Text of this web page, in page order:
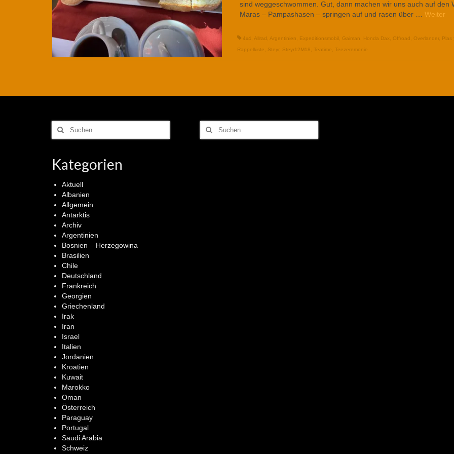
sind weggeschwommen. Gut, dann machen wir uns auch auf den
Maras – Pampashasen – springen auf und rasen über … Weiter
4x4 Allrad Argentinien Expeditionsmobil Gaiman Honda Dax Offroad Overlander, Plas
Rappelkiste
Steyr, Steyr12M18 Teatime Teezeremonie
Suchen
nach:
Kategorien
Aktuell
Albanien
Allgemein
Antarktis
Archiv
Argentinien
Bosnien – Herzegowina
Brasilien
Chile
Deutschland
Frankreich
Georgien
Griechenland
Irak
Iran
Israel
Italien
Jordanien
Kroatien
Kuwait
Marokko
Oman
Österreich
Paraguay
Portugal
Saudi Arabia
Schweiz
Suchen
nach: